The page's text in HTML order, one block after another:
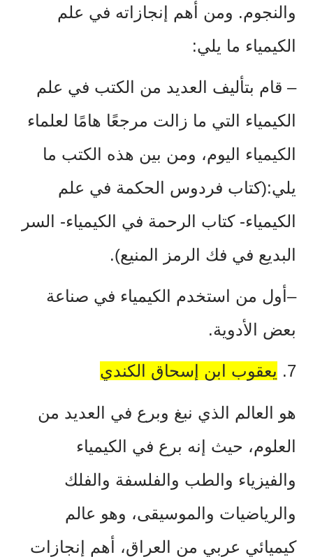
والنجوم. ومن أهم إنجازاته في علم
الكيمياء ما يلي:
– قام بتأليف العديد من الكتب في علم
الكيمياء التي ما زالت مرجعًا هامًا لعلماء
الكيمياء اليوم، ومن بين هذه الكتب ما
يلي:(كتاب فردوس الحكمة في علم
الكيمياء- كتاب الرحمة في الكيمياء- السر
البديع في فك الرمز المنيع).
–أول من استخدم الكيمياء في صناعة
بعض الأدوية.
7. يعقوب ابن إسحاق الكندي
هو العالم الذي نبغ وبرع في العديد من
العلوم، حيث إنه برع في الكيمياء
والفيزياء والطب والفلسفة والفلك
والرياضيات والموسيقى، وهو عالم
كيميائي عربي من العراق، أهم إنجازات